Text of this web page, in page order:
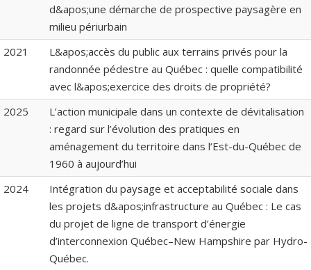
d&apos;une démarche de prospective paysagère en
milieu périurbain
2021
L&apos;accès du public aux terrains privés pour la
randonnée pédestre au Québec : quelle compatibilité
avec l&apos;exercice des droits de propriété?
2025
L’action municipale dans un contexte de dévitalisation
: regard sur l’évolution des pratiques en
aménagement du territoire dans l’Est-du-Québec de
1960 à aujourd’hui
2024
Intégration du paysage et acceptabilité sociale dans
les projets d&apos;infrastructure au Québec : Le cas
du projet de ligne de transport d’énergie
d’interconnexion Québec–New Hampshire par Hydro-
Québec.